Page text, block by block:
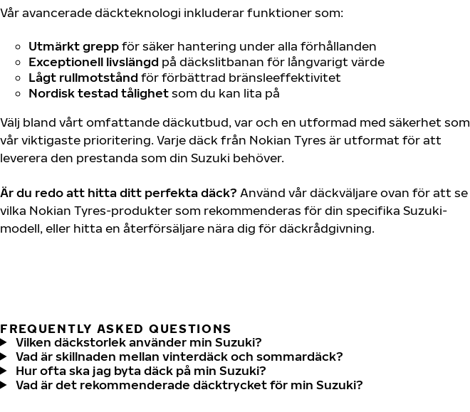
Vår avancerade däckteknologi inkluderar funktioner som:
Utmärkt greppför säker hantering under alla förhållanden
Exceptionell livslängd på däckslitbanan för långvarigt värde
Lågt rullmotstånd för förbättrad bränsleeffektivitet
Nordisk testad tålighetsom du kan lita på
Välj bland vårt omfattande däckutbud, var och en utformad med säkerhet som
vår viktigaste prioritering. Varje däck från Nokian Tyres är utformat för att
leverera den prestanda som din Suzuki behöver.
Är du redo att hitta ditt perfekta däck? Använd vår däckväljare ovan för att se
vilka Nokian Tyres-produkter som rekommenderas för din specifika Suzuki-
modell, eller hitta en återförsäljare nära dig för däckrådgivning.
FREQUENTLY ASKED QUESTIONS
Vilken däckstorlek använder min Suzuki?
Vad är skillnaden mellan vinterdäck och sommardäck?
Hur ofta ska jag byta däck på min Suzuki?
Vad är det rekommenderade däcktrycket för min Suzuki?